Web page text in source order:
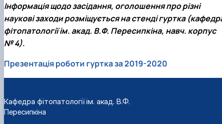
Інформація щодо засідання, оголошення про різні
наукові заходи розміщується на стенді гуртка
фітопатології ім. акад. В.Ф. Пересипкіна, навч. корпус
№ 4).
Презентація роботи гуртка за 2019-2020
Кафедра фітопатології ім. акад. В.Ф.
Пересипкіна